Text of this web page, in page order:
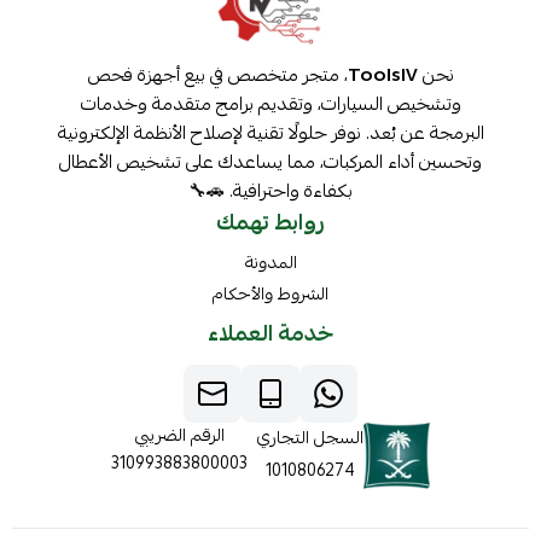
نحنToolsIV، متجر متخصص في بيع أجهزة فحص
وتشخيص السيارات، وتقديم برامج متقدمة وخدمات
البرمجة عن بُعد. نوفر حلولًا تقنية لإصلاح الأنظمة الإلكترونية
وتحسين أداء المركبات، مما يساعدك على تشخيص الأعطال
بكفاءة واحترافية. 🚗🔧
روابط تهمك
المدونة
الشروط والأحكام
خدمة العملاء
السجل التجاري
1010806274
الرقم الضريبي
310993883800003